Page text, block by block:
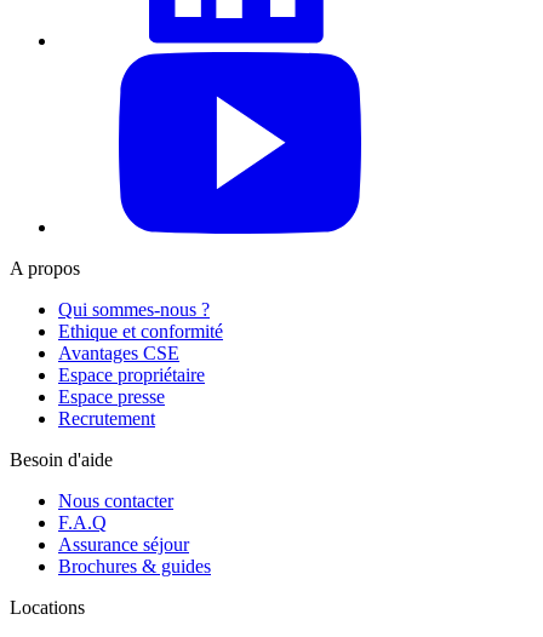
A propos
Qui sommes-nous ?
Ethique et conformité
Avantages CSE
Espace propriétaire
Espace presse
Recrutement
Besoin d'aide
Nous contacter
F.A.Q
Assurance séjour
Brochures & guides
Locations